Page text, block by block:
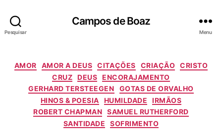
Pesquisar
Campos de Boaz
Menu
C
a
t
e
g
o
r
AMOR AMOR A DEUS CITAÇÕES CRIAÇÃO CRISTO
CRUZ DEUS
ENCORAJAMENTO
GERHARD TERSTEEGEN
GOTAS DE ORVALHO
HINOS & POESIA
HUMILDADE
IRMÃOS
ROBERT CHAPMAN
SAMUEL RUTHERFORD
SANTIDADE
SOFRIMENTO